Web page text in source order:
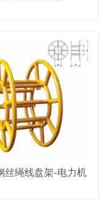
丝绳线盘架-电力机